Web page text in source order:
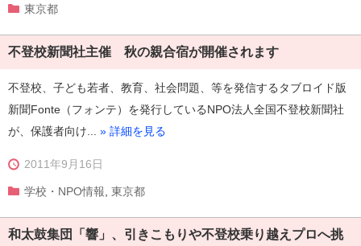
東京都
不登校新聞社主催 秋の親合宿が開催されます
不登校、子ども若者、教育、社会問題、等を発信するタブロイド版
新聞Fonte（フォンテ）を発行しているNPO法人全国不登校新聞社
が、保護者向け... » 詳細を見る
2011年9月16日
学校・NPO情報 東京都
和太鼓集団「響」、引きこもりや不登校乗り越えプロへ挑